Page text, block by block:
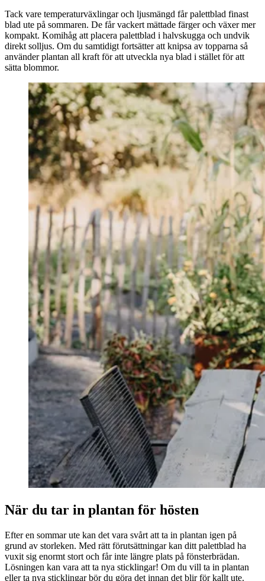
Tack vare temperaturväxlingar och ljusmängd får palettblad finast
blad ute på sommaren. De får vackert mättade färger och växer mer
kompakt. Komihåg att placera palettblad i halvskugga och undvik
direkt solljus. Om du samtidigt fortsätter att knipsa av topparna så
använder plantan all kraft för att utveckla nya blad i stället för att
sätta blommor.
När du tar in plantan för hösten
Efter en sommar ute kan det vara svårt att ta in plantan igen på
grund av storleken. Med rätt förutsättningar kan ditt palettblad ha
vuxit sig enormt stort och får inte längre plats på fönsterbrädan.
Lösningen kan vara att ta nya sticklingar! Om du vill ta in plantan
eller ta nya sticklingar bör du göra det innan det blir för kallt ute.